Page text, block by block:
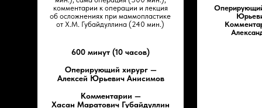
комментарии к операции и лекция
об осложнениях при маммопластике
от Х.М. Губайдуллина (240 мин.)
600 минут (10 часов)
Оперирующий хирург —
Алексей Юрьевич Анисимов
Комментарии —
Хасан Маратович Губайдуллин